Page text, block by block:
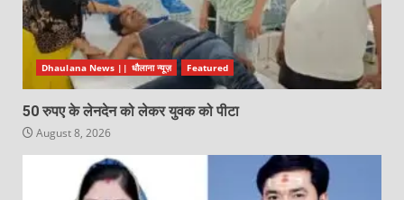
Dhaulana News || धौलाना न्यूज़ Featured
50 रुपए के लेनदेन को लेकर युवक को पीटा
August 8, 2026